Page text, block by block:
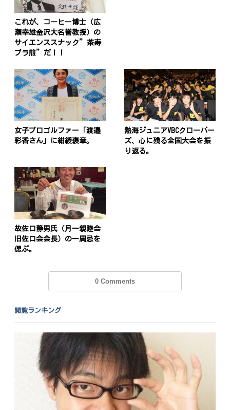
これが、コーヒー博士（広
瀬幸雄金沢大名誉教授）の
サイエンススナック”茶寿
プラ煎”だ！！
女子プロゴルファー「渡邉
彩香さん」に紺綬褒章。
熱海ジュニアVBCクローバー
ズ、心に残る全国大会を振
り返る。
故佐口静男氏（月一親睦会
旧佐口会会長）の一周忌を
偲ぶ。
0 Comments
閲覧ランキング